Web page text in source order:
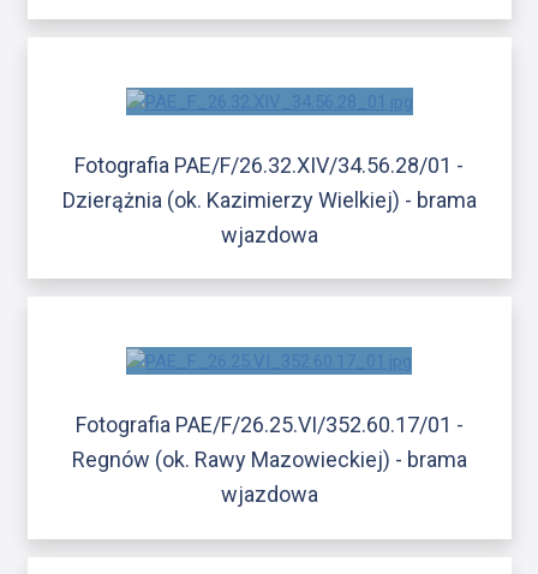
Fotografia PAE/F/26.32.XIV/34.56.28/01 -
Dzierążnia (ok. Kazimierzy Wielkiej) - brama
wjazdowa
Fotografia PAE/F/26.25.VI/352.60.17/01 -
Regnów (ok. Rawy Mazowieckiej) - brama
wjazdowa